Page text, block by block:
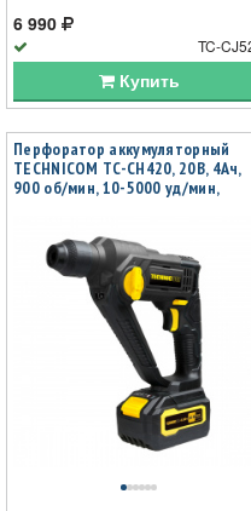
6 990
TC-
Купить
Перфоратор аккумуляторный
TECHNICOM TC-CH420, 20В, 4Ач,
900 об/мин, 10-5000 уд/мин,